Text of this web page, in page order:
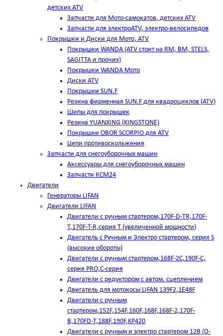
детских ATV
Запчасти для Мото-самокатов, детских ATV
Запчасти для электроATV, электро-велосипедов
Покрышки и Диски для Мото, ATV
Покрышки WANDA (АТV стоит на RM, BM, STELS,
SAGITTA и прочих)
Покрышки WANDA Мото
Диски ATV
Покрышки SUN.F
Резина фирменная SUN.F для квадроциклов (АТV)
Шипы для покрышек
Резина YUANXING (KINGSTONE)
Покрышки OBOR SCORPIO для ATV
Цепи противоскольжения
Запчасти для снегоуборочных машин
Аксессуары для снегоуборочных машин
Запчасти КСМ24
Двигатели
Генераторы LIFAN
Двигатели LIFAN
Двигатели с ручным стартером,170F-D-TR,170F-
T,170F-T-R,серия Т (увеличенной мощности)
Двигатель с Ручным и Электро стартером, серия S
(высокие обороты)
Двигатели с ручным стартером,168F-2C,190F-C,
серия PRO,C-серия
Двигатели с редуктором с автом. сцеплением
Двигатель для мотокосы LIFAN 139F2,1E48F
Двигатели с ручным
стартером,152F,154F,160F,168F,168F-2,170F-
B,170FD-T,188F,190F,KP420
Двигатели с ручным и электро стартером 12В (D-